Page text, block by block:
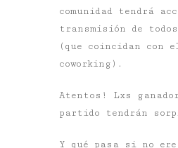
comunidad tendrá
transmisión de
(que coincidan con
coworking).
Atentos! Lxs
partido tendrán
Y qué pasa si no